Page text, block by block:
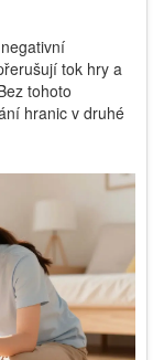
tok hry a
tohoto
hranic v druhé